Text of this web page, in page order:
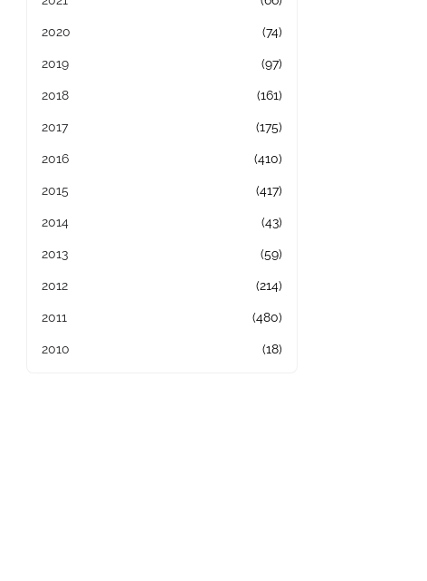
2020 (74)
2019 (97)
2018 (161)
2017 (175)
2016 (410)
2015 (417)
2014 (43)
2013 (59)
2012 (214)
2011 (480)
2010 (18)